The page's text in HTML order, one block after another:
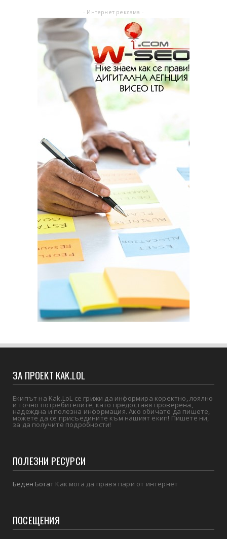
- Интернет реклама -
ЗА ПРОЕКТ KAK.LOL
Екипът на Kak.LoL се грижи да информира коректно, лоялно
и точно потребителите, като предоставя проверена,
надеждна и полезна информация. Ако обичате да пишете,
можете да се присъедините към нашият екип! Пишете ни,
за да получите подробности!
ПОЛЕЗНИ РЕСУРСИ
Беден Богат Как мога да правя пари от интернет
ПОСЕЩЕНИЯ